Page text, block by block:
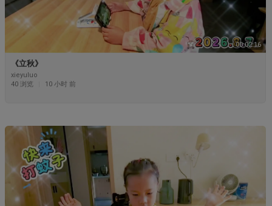
00:02:16
《立秋》
xieyuluo
40 浏览
10 小时 前